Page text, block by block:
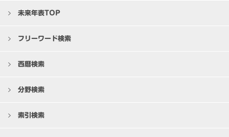
未来年表TOP
フリーワード検索
西暦検索
分野検索
索引検索